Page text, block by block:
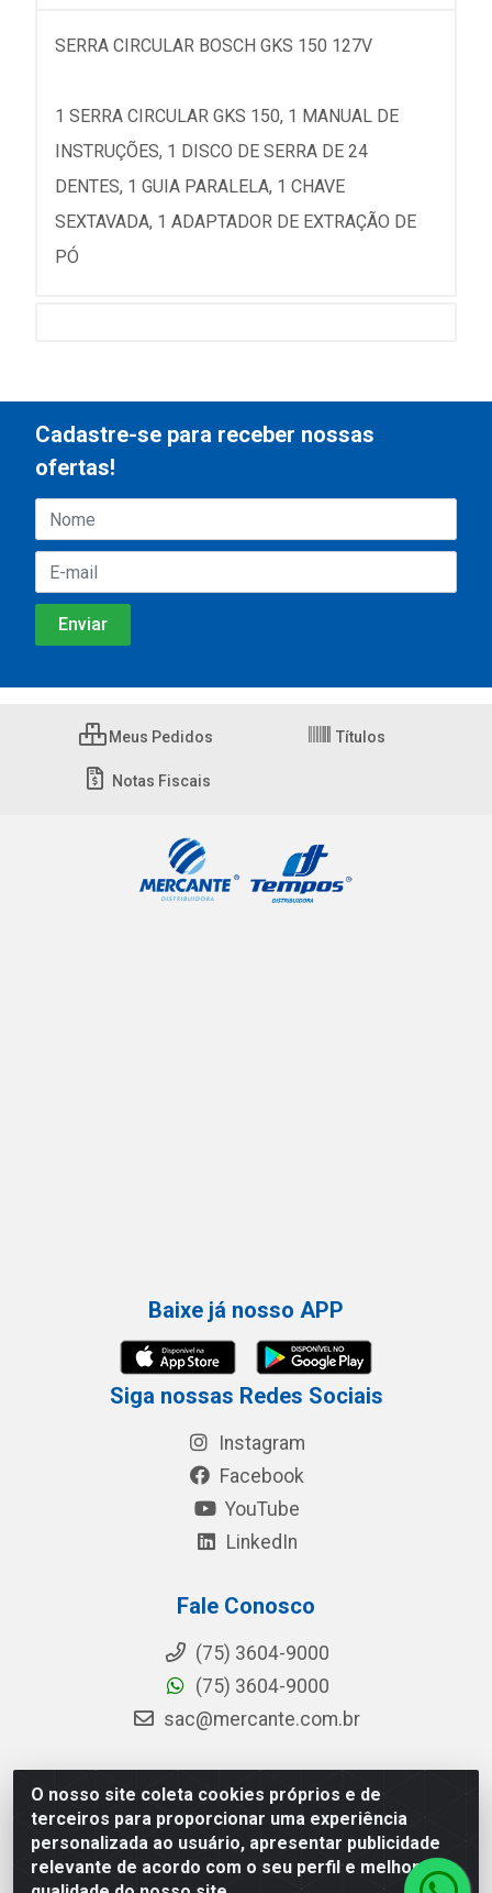
SERRA CIRCULAR BOSCH GKS 150 127V
1 SERRA CIRCULAR GKS 150, 1 MANUAL DE
INSTRUÇÕES, 1 DISCO DE SERRA DE 24
DENTES, 1 GUIA PARALELA, 1 CHAVE
SEXTAVADA, 1 ADAPTADOR DE EXTRAÇÃO DE
PÓ
O nosso site coleta cookies próprios e de
terceiros para proporcionar uma experiência
personalizada ao usuário, apresentar publicidade
relevante de acordo com o seu perfil e melhorar a
Cadastre-se para receber nossas
ofertas!
Meus Pedidos Títulos
Notas Fiscais
Baixe já nosso APP
Siga nossas Redes Sociais
Instagram
Facebook
YouTube
LinkedIn
Fale Conosco
(75) 3604-9000
(75) 3604-9000
sac@mercante.com.br
Mercante Distribuidora - Rua Mercante, 699 - Aviário,
Feira de Santana/BA - CEP 44.096-218 - CNPJ
96.755.848/0001-08